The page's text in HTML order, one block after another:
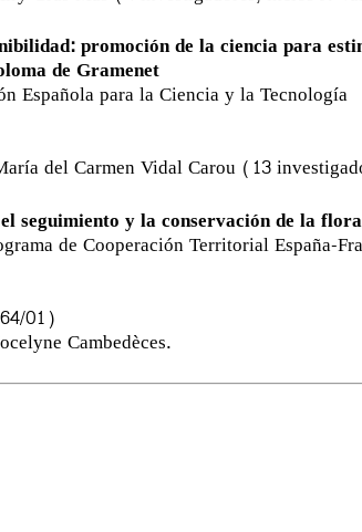
promoción de la ciencia para
de Gramenet
Española para la Ciencia y la Tecnología
del Carmen Vidal Carou (13
seguimiento y la conservación de la
de Cooperación Territorial España-
01)
Cambedèces.